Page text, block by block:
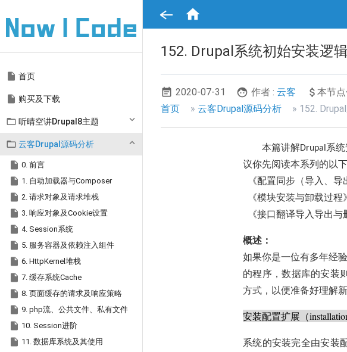
内

Main
navigation
 首页
 购买及下载
 听晴空讲Drupal8主题
 云客Drupal源码分析
 0. 前言
 1. 自动加载器与Composer
 2. 请求对象及请求堆栈
 3. 响应对象及Cookie设置
 4. Session系统
 5. 服务容器及依赖注入组件
 6. HttpKernel堆栈
 7. 缓存系统Cache
 8. 页面缓存的请求及响应策略
 9. php流、公共文件、私有文件
 10. Session进阶
 11. 数据库系统及其使用
152. Drupal系统初始安装逻
2020-07-31 作者 : 云客 本节
面
包
首页 云客Drupal源码分析 152.
本篇讲解Drupal 系
议你先阅读本系列的以
《配置同步（导入、导
《模块安装与卸载过程》
《接口翻译导入导出与
概述：
如果你是一位有多年经
的程序，数据库的安装
方式，以便准备好理解新
安装配置扩展（
系统的安装完全由安装